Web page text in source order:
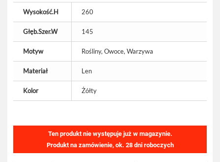
Wysokość.H 260
Głęb.Szer.W 145
Motyw Rośliny, Owoce, Warzywa
Materiał Len
Kolor Żółty
Ten produkt nie występuje już w magazynie.
Produkt na zamówienie, ok. 28 dni roboczych